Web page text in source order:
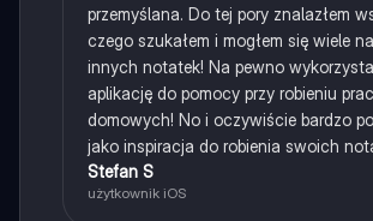
przemyślana. Do tej pory znalazłem
czego szukałem i mogłem się wiele
innych notatek! Na pewno
aplikację do pomocy przy robieniu prac
domowych! No i oczywiście bardzo
jako inspiracja do robienia swoich
Stefan S
użytkownik iOS